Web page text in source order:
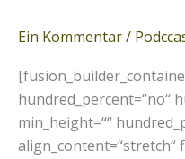
Ein Kommentar/
hundred_percent=“no“
min_height=““
align_content=“stretch“